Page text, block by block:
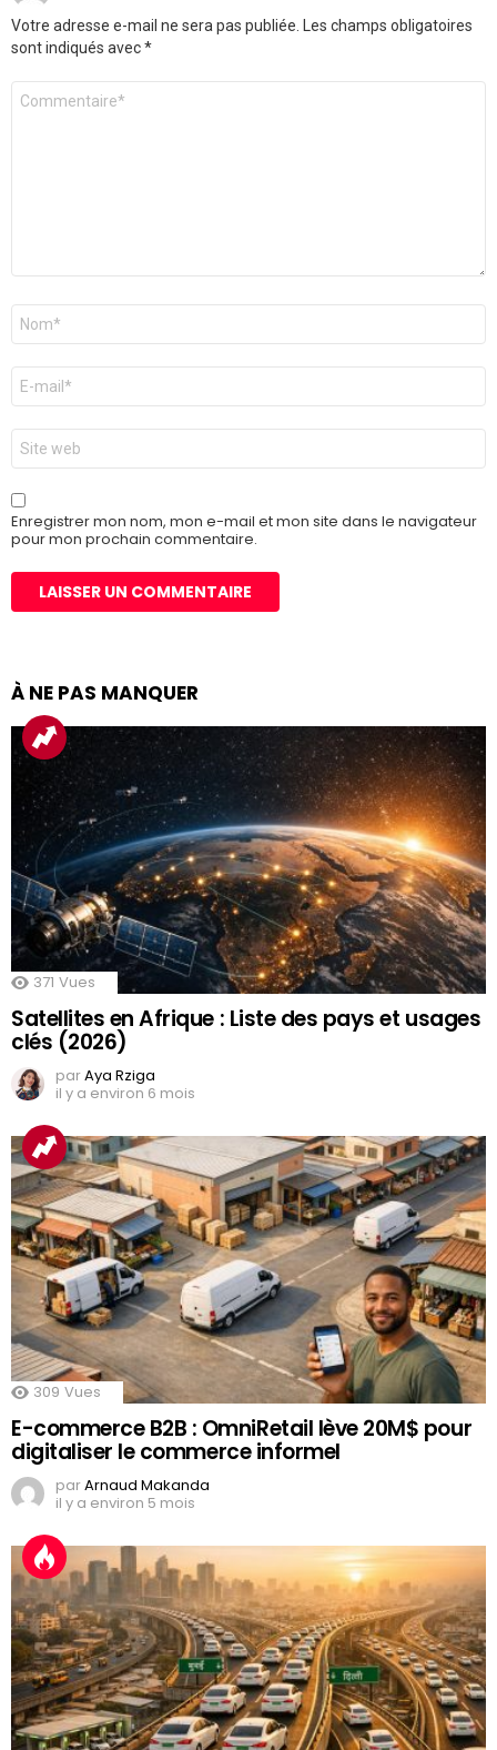
Votre adresse e-mail ne sera pas publiée.
Les champs obligatoires
sont indiqués avec*
Commentaire
Nom
E-
mail
*
Site
web
Enregistrer mon nom, mon e-mail et mon site dans le navigateur
pour mon prochain commentaire.
À NE PAS MANQUER
371 Vues
Satellites en Afrique : Liste des pays et usages
clés (2026)
parAya Rziga
il y a environ 6 mois
309 Vues
E-commerce B2B : OmniRetail lève 20M$ pour
digitaliser le commerce informel
parArnaud Makanda
il y a environ 5 mois